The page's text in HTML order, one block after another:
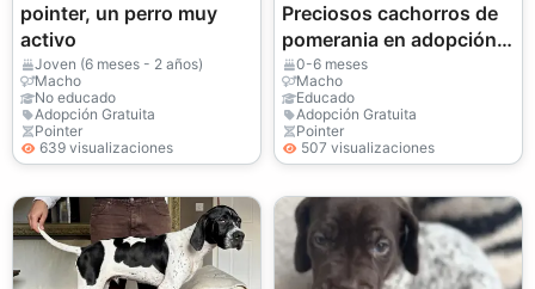
pointer, un perro muy
activo
Joven (6 meses - 2 años)
Macho
No educado
Adopción Gratuita
Pointer
639 visualizaciones
Preciosos cachorros de
pomerania en adopción.
WhatsApp
+447393160284
0-6 meses
Macho
Educado
Adopción Gratuita
Pointer
507 visualizaciones